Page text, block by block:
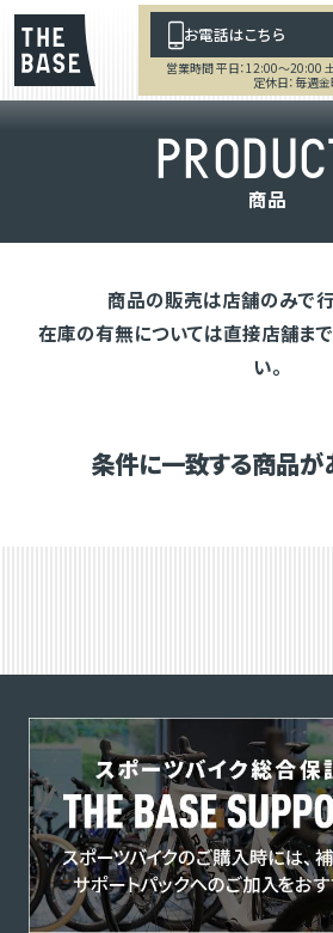
お電話はこちら
営業時間 平日：12:00～20:00
定休日：毎週
PRODUC
商品
商品の販売は店舗のみで行
在庫の有無については直接店舗ま
い。
条件に一致する商品が